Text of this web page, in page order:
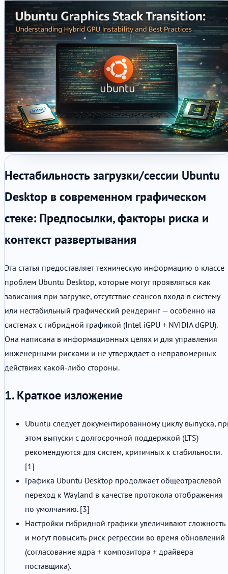
Нестабильность загрузки/сессии Ubuntu
Desktop в современном графическом
стеке: Предпосылки, факторы риска и
контекст развертывания
Эта статья предоставляет техническую информацию о классе
проблем Ubuntu Desktop, которые могут проявляться как
зависания при загрузке, отсутствие сеансов входа в систему
или нестабильный графический рендеринг — особенно на
системах с гибридной графикой (Intel iGPU + NVIDIA dGPU).
Она написана в информационных целях и для управления
инженерными рисками и не утверждает о неправомерных
действиях какой-либо стороны.
1. Краткое изложение
Ubuntu следует документированному циклу выпуска,
этом выпуски с долгосрочной поддержкой (LTS)
рекомендуются для систем, критичных к стабильности.
[1]
Графика Ubuntu Desktop продолжает общеотраслевой
переход к Wayland в качестве протокола отображения
по умолчанию. [3]
Настройки гибридной графики увеличивают сложность
и могут повысить риск регрессии во время обновлений
(согласование ядра + композитора + драйвера
поставщика).